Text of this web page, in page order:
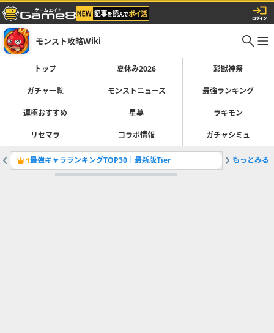
モンスト攻略Wiki
トップ 夏休み2026 彩獣神祭
ガチャ一覧 モンストニュース 最強ランキング
運極おすすめ 星墓 ラキモン
リセマラ コラボ情報 ガチャシミュ
1最強キャラランキングTOP30｜最新版Tier 2彩獣神
もっとみる